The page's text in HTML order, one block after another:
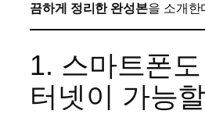
끔하게 정리한 완성본을 소개한
1. 스마트폰
터넷이 가능